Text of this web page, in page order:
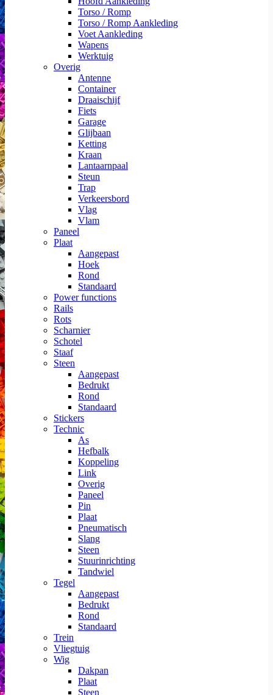
Torso / Romp
Torso / Romp Aankleding
Voet Aankleding
Wapens
Werktuig
Overig
Antenne
Container
Draaischijf
Fiets
Garage
Glijbaan
Ketting
Kraan
Lantaarnpaal
Steun
Trap
Verkeersbord
Vlag
Vlam
Paneel
Plaat
Aangepast
Hoek
Rond
Standaard
Power functions
Rails
Rots
Scharnier
Schotel
Staaf
Steen
Aangepast
Bedrukt
Rond
Standaard
Stickers
Technic
As
Hefbalk
Koppeling
Link
Overig
Paneel
Pin
Plaat
Pneumatisch
Slang
Steen
Stuurinrichting
Tandwiel
Tegel
Aangepast
Bedrukt
Rond
Standaard
Trein
Vliegtuig
Wig
Dakpan
Plaat
Steen